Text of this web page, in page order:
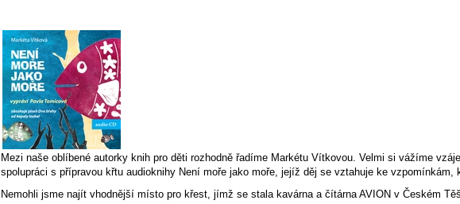
Mezi naše oblíbené autorky knih pro děti rozhodně řadíme Markétu Vítkovou. Velmi si vážíme
spolupráci s přípravou křtu audioknihy Není moře jako moře, jejíž děj se vztahuje ke vzpomínkám,
Nemohli jsme najít vhodnější místo pro křest, jímž se stala kavárna a čítárna AVION v Českém